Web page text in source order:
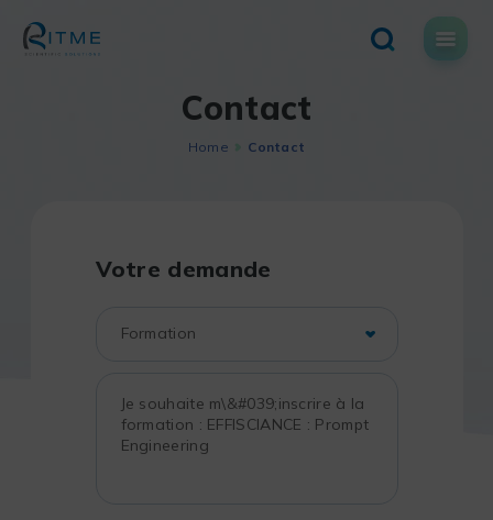
content
Contact
Home Contact
Votre demande